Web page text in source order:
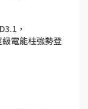
，
級電能柱強勢登